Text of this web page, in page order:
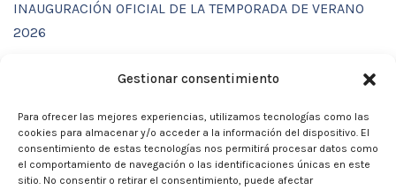
Gestionar consentimiento
Para ofrecer las mejores experiencias, utilizamos tecnologías como las
cookies para almacenar y/o acceder a la información del dispositivo. El
consentimiento de estas tecnologías nos permitirá procesar datos como
el comportamiento de navegación o las identificaciones únicas en este
sitio. No consentir o retirar el consentimiento, puede afectar
INAUGURACIÓN OFICIAL DE LA TEMPORADA DE VERANO
2026
CALENDARIO DE ACTIVIDADES VERANO 2026 – CLUB
MARTIA 86
ACTIVIDADES DE VERANO 2026